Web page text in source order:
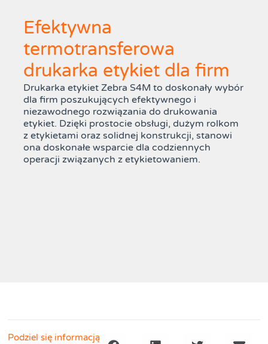
Efektywna
termotransferowa
drukarka etykiet dla firm
Drukarka etykiet Zebra S4M to doskonały wybór
dla firm poszukujących efektywnego i
niezawodnego rozwiązania do drukowania
etykiet. Dzięki prostocie obsługi, dużym rolkom
z etykietami oraz solidnej konstrukcji, stanowi
ona doskonałe wsparcie dla codziennych
operacji związanych z etykietowaniem.
Podziel się informacją